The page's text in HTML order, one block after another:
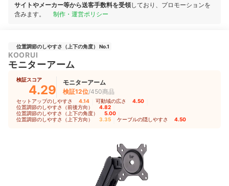
サイトやメーカー等から送客手数料を受領しており、プロモーションを
含みます。
制作・運営ポリシー
位置調節のしやすさ（上下の角度） No.1
KOORUI
モニターアーム
検証スコア
4.29
モニターアーム
検証12位/450商品
セットアップのしやすさ 4.14 可動域の広さ 4.50
位置調節のしやすさ（前後方向） 4.82
位置調節のしやすさ（上下の角度） 5.00
位置調節のしやすさ（上下方向） 3.35 ケーブルの隠しやすさ 4.50